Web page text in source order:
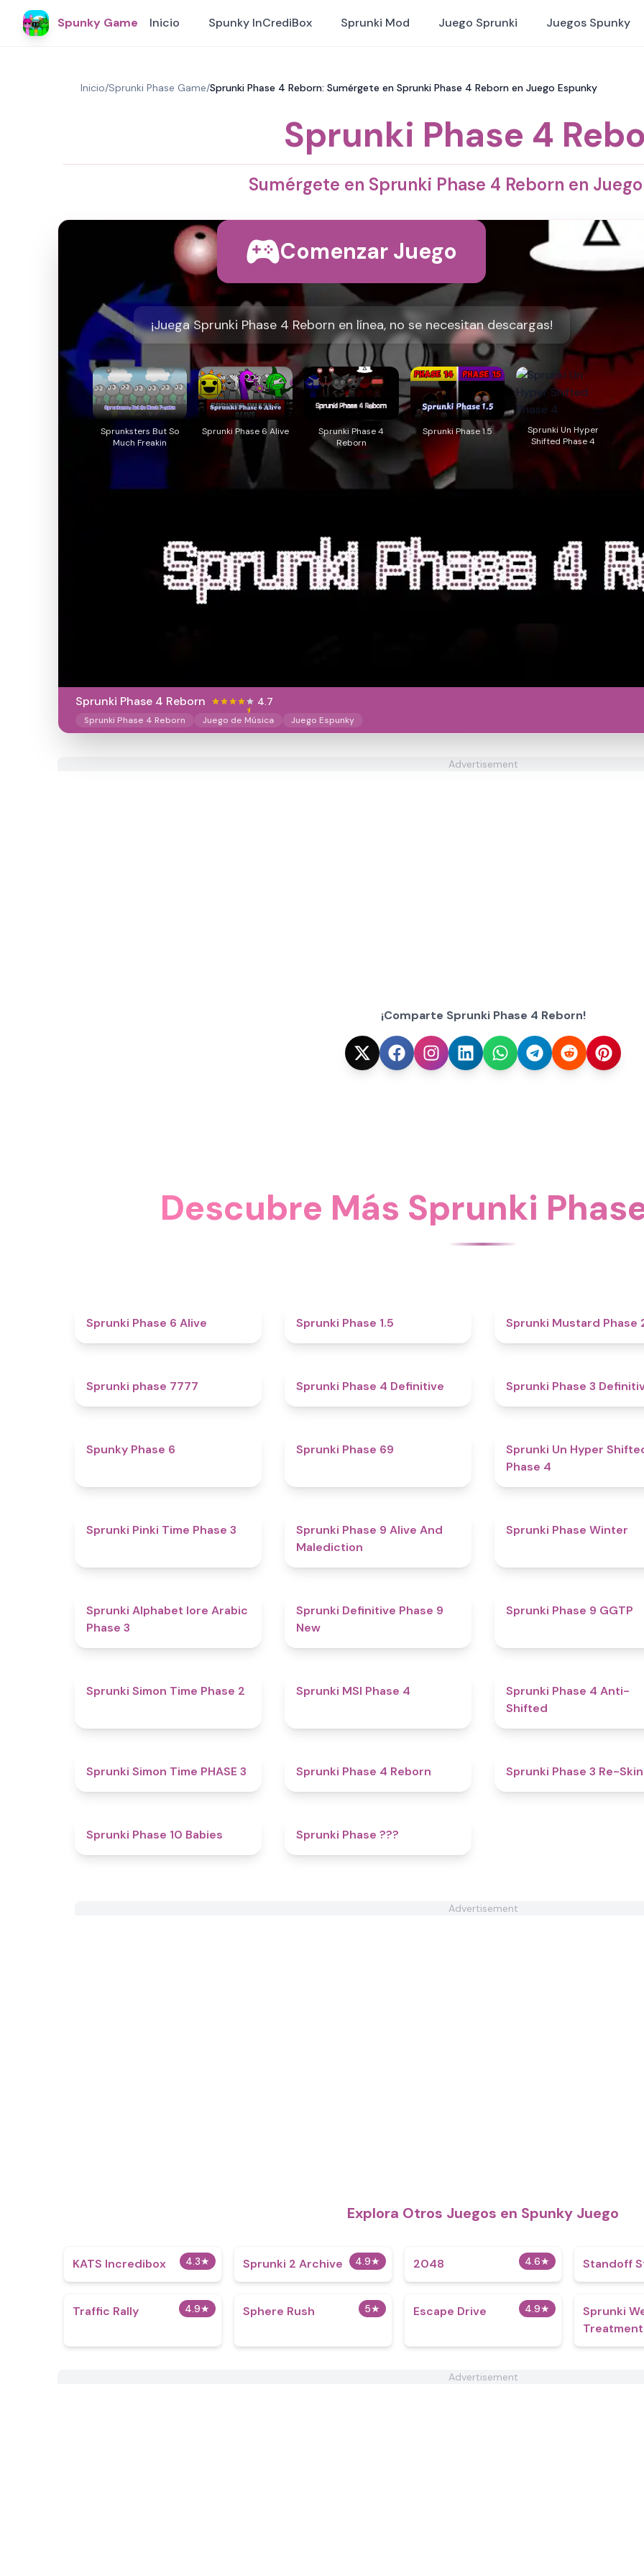
Spunky Game Inicio Spunky InCrediBox Sprunki Mod Juego Sprunki Juegos Spunky
Inicio/Sprunki Phase Game/Sprunki Phase 4 Reborn: Sumérgete en Sprunki Phase 4 Reborn en Juego Espunky
Sprunki Phase 4
Sumérgete en Sprunki Phase 4 Reborn en
Comenzar Juego
¡Juega Sprunki Phase 4 Reborn en línea, no se necesitan descargas!
Sprunksters But So
Much Freakin
Sprunki Phase 6 Alive
Sprunki Phase 4
Reborn
Sprunki Phase 1.5
Sprunki Un Hyper
Shifted Phase 4
Sprunki Phase 4 Reborn 4.7
Sprunki Phase 4 Reborn Juego de Música Juego Espunky
Advertisement
¡Comparte Sprunki Phase 4 Reborn!
Descubre Más Sprunki
Sprunki Phase 6 Alive Sprunki Phase 1.5 Sprunki Mustard Phase
Sprunki phase 7777 Sprunki Phase 4 Definitive Sprunki Phase 3
Spunky Phase 6 Sprunki Phase 69
Sprunki Un Hyper
Phase 4
4.7
Sprunki Pinki Time Phase 3
Sprunki Phase 9 Alive And
Malediction
Sprunki Phase Winter
4.8
Sprunki Alphabet lore Arabic
Phase 3
Sprunki Definitive Phase 9
New
Sprunki Phase 9 GGTP
4.4
Sprunki Simon Time Phase 2 Sprunki MSI Phase 4
Sprunki Phase 4 Anti-
Shifted
4.9
Sprunki Simon Time PHASE 3 Sprunki Phase 4 Reborn Sprunki Phase 3 Re-Skin
Sprunki Phase 10 Babies Sprunki Phase ???
Advertisement
Explora Otros Juegos en Spunky Juego
4.3★
KATS Incredibox 4.9★
Sprunki 2 Archive 4.6★
2048 Standoff
4.9★
Traffic Rally 5★
Sphere Rush 4.9★
Escape Drive
Sprunki
Advertisement